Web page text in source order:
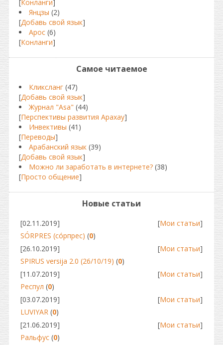
[Конланги]
Янцзы (2)
[Добавь свой язык]
Арос (6)
[Конланги]
Самое читаемое
Кликсланг (47)
[Добавь свой язык]
Журнал "Asa" (44)
[Перспективы развития Арахау]
Инвективы (41)
[Переводы]
Арабанский язык (39)
[Добавь свой язык]
Можно ли заработать в интернете? (38)
[Просто общение]
Новые статьи
[02.11.2019] [Мои статьи]
SÓRPRES (сóрпрес) (0)
[26.10.2019]
[Мои статьи]
SPIRUS versija 2.0 (26/10/19) (0)
[11.07.2019]
[Мои статьи]
Респул (0)
[03.07.2019]
[Мои статьи]
LUVIYAR (0)
[21.06.2019]
[Мои статьи]
Ральфус (0)